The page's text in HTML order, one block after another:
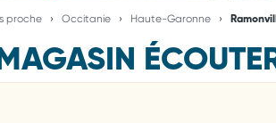
proche Occitanie Haute-Garonne